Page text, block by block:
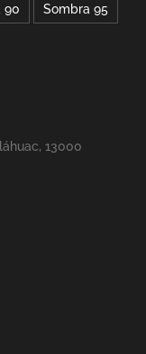
90 Sombra 95
13000